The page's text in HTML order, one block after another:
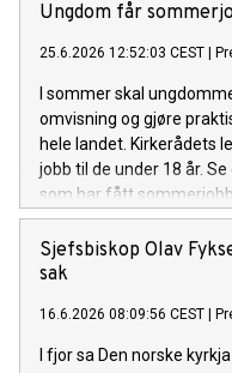
Ungdom får
25.6.2026 12:52:03 CEST
I sommer skal
omvisning og gjøre
hele landet. Kirkerådets
jobb til de under 18 år.
som har fått
Sjefsbiskop Olav
sak
16.6.2026 08:09:56 CEST
I fjor sa Den norske